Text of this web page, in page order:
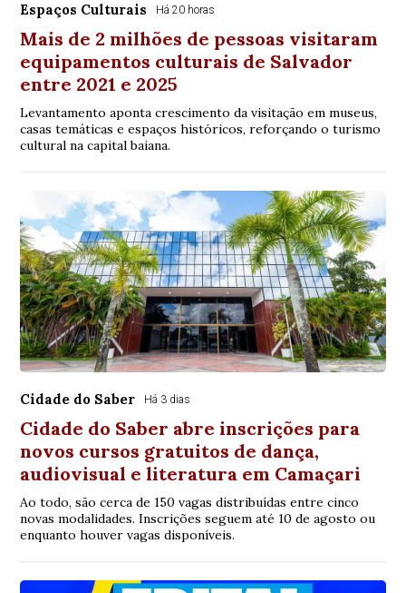
Espaços Culturais Há 20 horas
Mais de 2 milhões de pessoas visitaram
equipamentos culturais de Salvador
entre 2021 e 2025
Levantamento aponta crescimento da visitação em museus,
casas temáticas e espaços históricos, reforçando o turismo
cultural na capital baiana.
Cidade do Saber Há 3 dias
Cidade do Saber abre inscrições para
novos cursos gratuitos de dança,
audiovisual e literatura em Camaçari
Ao todo, são cerca de 150 vagas distribuídas entre cinco
novas modalidades. Inscrições seguem até 10 de agosto ou
enquanto houver vagas disponíveis.